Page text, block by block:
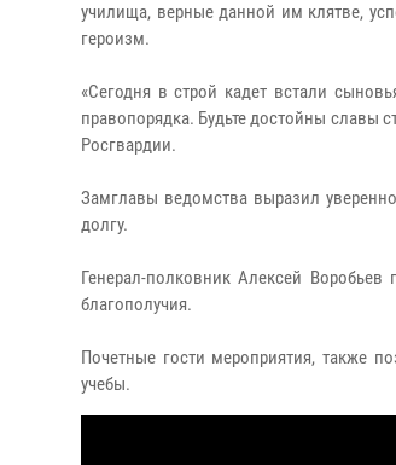
училища, верные данной им клятве,
героизм.
«Сегодня в строй кадет встали
правопорядка. Будьте достойны славы
Росгвардии.
Замглавы ведомства выразил
долгу.
Генерал-полковник Алексей
благополучия.
Почетные гости мероприятия, также
учебы.